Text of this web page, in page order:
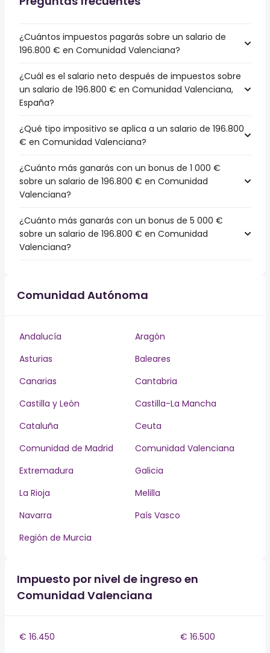
¿Cuántos impuestos pagarás sobre un salario de
196.800 € en Comunidad Valenciana?
¿Cuál es el salario neto después de impuestos sobre
un salario de 196.800 € en Comunidad Valenciana,
España?
¿Qué tipo impositivo se aplica a un salario de 196.800
€ en Comunidad Valenciana?
¿Cuánto más ganarás con un bonus de 1 000 €
sobre un salario de 196.800 € en Comunidad
Valenciana?
¿Cuánto más ganarás con un bonus de 5 000 €
sobre un salario de 196.800 € en Comunidad
Valenciana?
Comunidad Autónoma
Andalucía
Aragón
Asturias
Baleares
Canarias
Cantabria
Castilla y León
Castilla-La Mancha
Cataluña
Ceuta
Comunidad de Madrid
Comunidad Valenciana
Extremadura
Galicia
La Rioja
Melilla
Navarra
País Vasco
Región de Murcia
Impuesto por nivel de ingreso en
Comunidad Valenciana
€ 16.450
€ 16.500